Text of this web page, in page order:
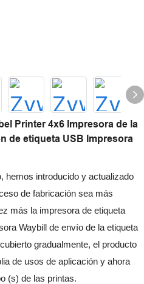
Printer 4x6 Impresora de la
de etiqueta USB Impresora
hemos introducido y actualizado
de fabricación sea más
más la impresora de etiqueta
Waybill de envío de la etiqueta
gradualmente, el producto
de usos de aplicación y ahora
(s) de las printas.